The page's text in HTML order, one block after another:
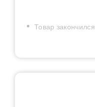
Товар закончился